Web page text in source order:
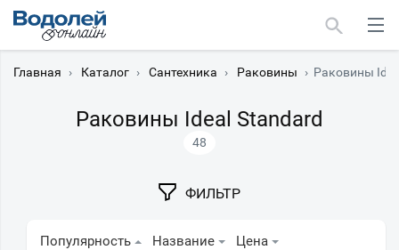
Главная › Каталог › Сантехника › Раковины › Раковины
Раковины Ideal Standard
48
ФИЛЬТР
Популярность Название Цена